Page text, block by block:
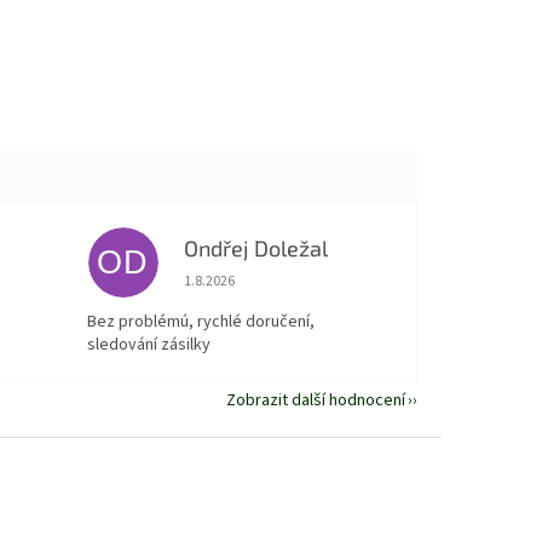
z 5 hvězdiček.OD Ondřej Doležal
Hodnocení obchodu je 5 z 5 hvězdiček.
1.8.2026
Bez problémú, rychlé doručení,
sledování zásilky
Zobrazit další hodnocení